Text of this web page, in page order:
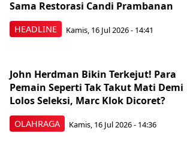
HEADLINE
Sama Restorasi Candi Prambanan
Kamis, 16 Jul 2026 - 14:41
OLAHRAGA
John Herdman Bikin Terkejut! Para
Pemain Seperti Tak Takut Mati Demi
Lolos Seleksi, Marc Klok Dicoret?
Kamis, 16 Jul 2026 - 14:36